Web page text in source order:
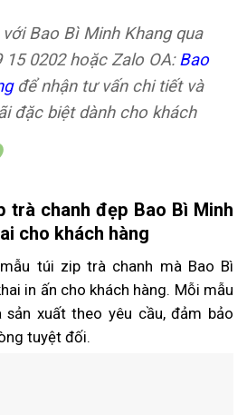
Bao Bì Minh Khang qua
15 0202 hoặc Zalo OA:Bao
để nhận tư vấn chi tiết và
đặc biệt dành cho khách
trà chanh đẹp Bao Bì Minh
cho khách hàng
túi zip trà chanh mà Bao Bì
in ấn cho khách hàng. Mỗi mẫu
xuất theo yêu cầu, đảm bảo
tuyệt đối.